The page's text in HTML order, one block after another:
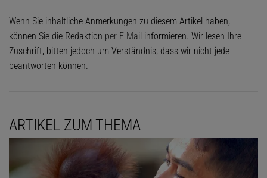
Wenn Sie inhaltliche Anmerkungen zu diesem Artikel haben,
können Sie die Redaktion per E-Mail informieren. Wir lesen Ihre
Zuschrift, bitten jedoch um Verständnis, dass wir nicht jede
beantworten können.
ARTIKEL ZUM THEMA